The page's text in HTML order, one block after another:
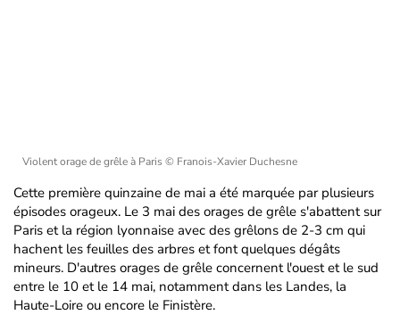
Violent orage de grêle à Paris © Franois-Xavier Duchesne
Cette première quinzaine de mai a été marquée par plusieurs
épisodes orageux. Le 3 mai des orages de grêle s'abattent sur
Paris et la région lyonnaise avec des grêlons de 2-3 cm qui
hachent les feuilles des arbres et font quelques dégâts
mineurs. D'autres orages de grêle concernent l'ouest et le sud
entre le 10 et le 14 mai, notamment dans les Landes, la
Haute-Loire ou encore le Finistère.